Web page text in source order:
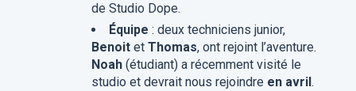
de Studio Dope.
Équipe : deux techniciens junior,
Benoitet Thomas, ont rejoint l’aventure.
Noah(étudiant) a récemment visité le
studio et devrait nous rejoindre en avril .